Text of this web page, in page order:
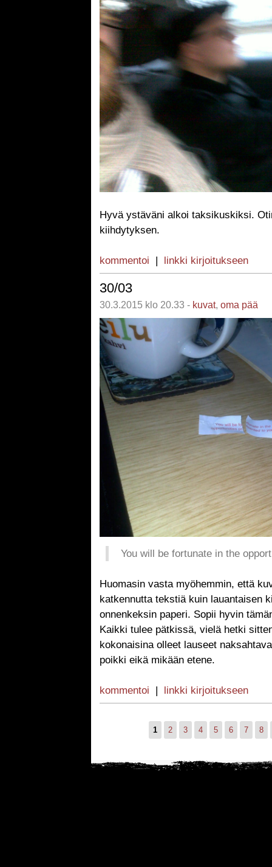
Hyvä ystäväni alkoi taksikuskiksi.
kiihdytyksen.
kommentoi | linkki kirjoitukseen
30/03
30.3.2015 klo 20.33 - kuvat, oma pää
You will be fortunate in the
Huomasin vasta myöhemmin, että
katkennutta tekstiä kuin lauantaisen
onnenkeksin paperi. Sopii hyvin
Kaikki tulee pätkissä, vielä hetki
kokonaisina olleet lauseet
poikki eikä mikään etene.
kommentoi | linkki kirjoitukseen
1 2 3 4 5 6 7 8